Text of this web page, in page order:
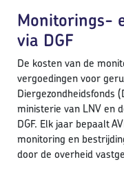
Monitorings-
via DGF
De kosten van de
vergoedingen voor
Diergezondheidsfonds
ministerie van LNV en
DGF. Elk jaar bepaalt
monitoring en
door de overheid